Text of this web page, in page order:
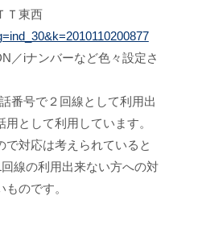
Ｔ東西
／iナンバーなど色々設定さ
番号で２回線として利用出
として利用しています。
で対応は考えられていると
線の利用出来ない方への対
のです。